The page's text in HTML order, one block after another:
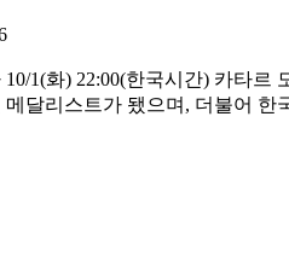
1(화) 22:00(한국시간) 카타
달리스트가 됐으며, 더불어